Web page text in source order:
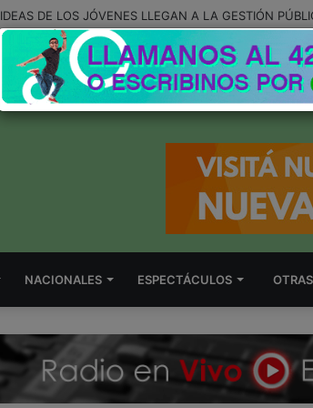
IDEAS DE LOS JÓVENES LLEGAN A LA GESTIÓN
NACIONALES ESPECTÁCULOS OTRAS